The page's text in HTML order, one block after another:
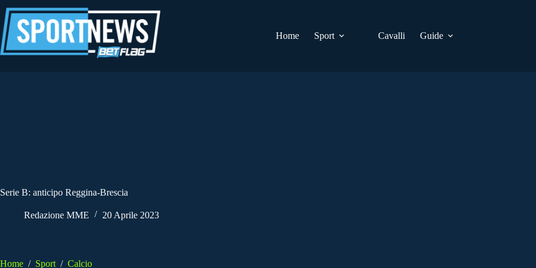
al
contenuto
Home
Sport Cavalli Guide
Serie B: anticipo Reggina-Brescia
Redazione MME 20 Aprile 2023
Home / Sport / Calcio